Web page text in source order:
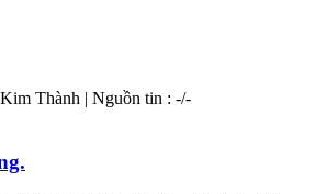
Thành | Nguồn tin : -/-